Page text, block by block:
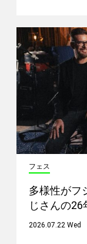
フェス
多様性がフ
じさんの26
2026.07.22 Wed